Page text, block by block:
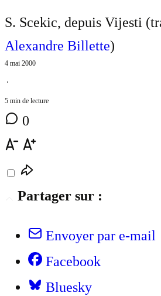
S. Scekic, depuis Vijesti
Alexandre Billette)
4 mai 2000
⋅
5 min de lecture
0
Partager sur :
Envoyer par e-mail
Facebook
Bluesky